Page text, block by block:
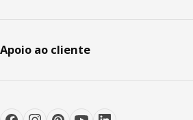
Apoio ao cliente